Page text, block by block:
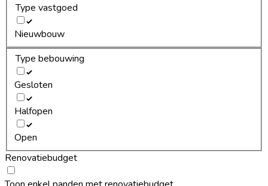
Type vastgoed
Nieuwbouw
Type bebouwing
Gesloten
Halfopen
Open
Renovatiebudget